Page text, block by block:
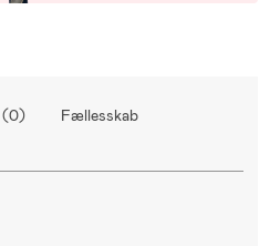
(0) Fællesskab